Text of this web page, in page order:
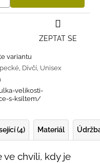
variantu
, Dívčí, Unisex
velikosti-
s-ksiltem/
ZEPTAT SE
(4) Materiál
ve chvíli, kdy je